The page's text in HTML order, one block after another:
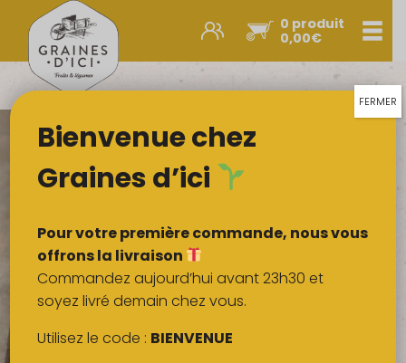
0 produit
0,00€
Promos et nouveautés
Légumes & œufs
Fruits
Viandes
Boulangerie
Crémerie
Poissons
Épicerie sucrée
Bienvenue chez
Graines d’ici
Pour votre première commande, nous vous
offrons la livraison
Commandez aujourd’hui avant 23h30 et
soyez livré demain chez vous.
Utilisez le code : BIENVENUE
FERMER